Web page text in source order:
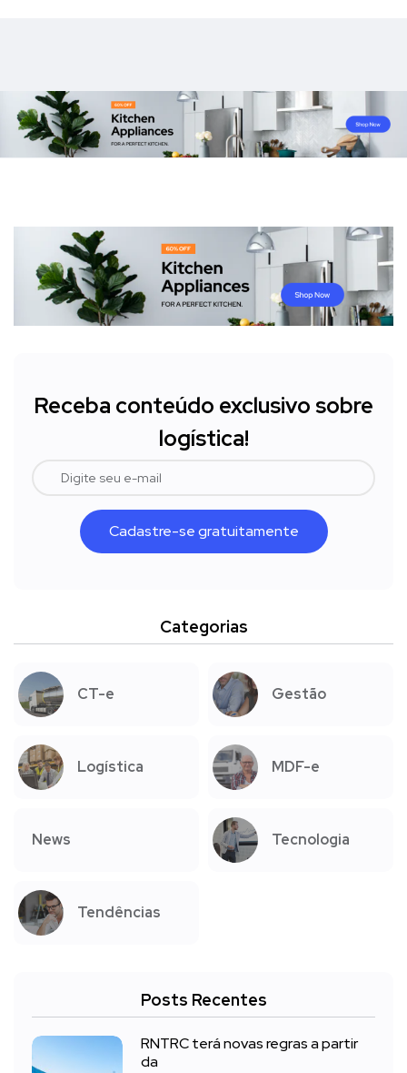
Receba conteúdo exclusivo sobre
logística!
Cadastre-se gratuitamente
Categorias
CT-e Gestão
Logística MDF-e
News Tecnologia
Tendências
Posts Recentes
RNTRC terá novas regras a partir
da